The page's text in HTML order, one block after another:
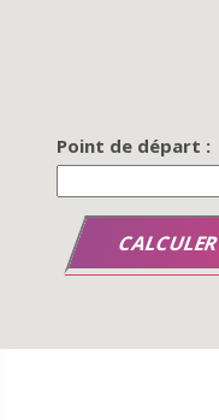
Point de départ :